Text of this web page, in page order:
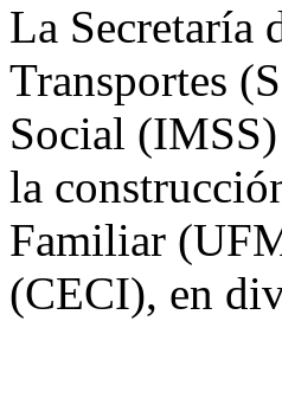
La Secretaría
Transportes
Social
la
Familiar
(CECI), en